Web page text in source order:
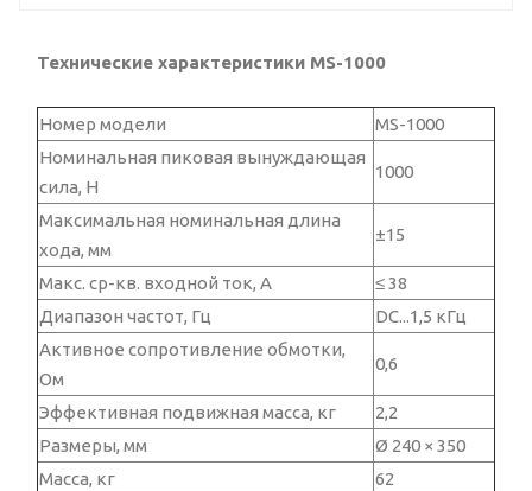
Технические характеристики MS-1000
Номер модели
MS-1000
Номинальная пиковая вынуждающая
сила, Н
1000
Максимальная номинальная длина
хода, мм
±15
Макс. ср-кв. входной ток, А
≤ 38
Диапазон частот, Гц
DC...1,5 кГц
Активное сопротивление обмотки,
Ом
0,6
Эффективная подвижная масса, кг
2,2
Размеры, мм
Ø 240 × 350
Масса, кг
62